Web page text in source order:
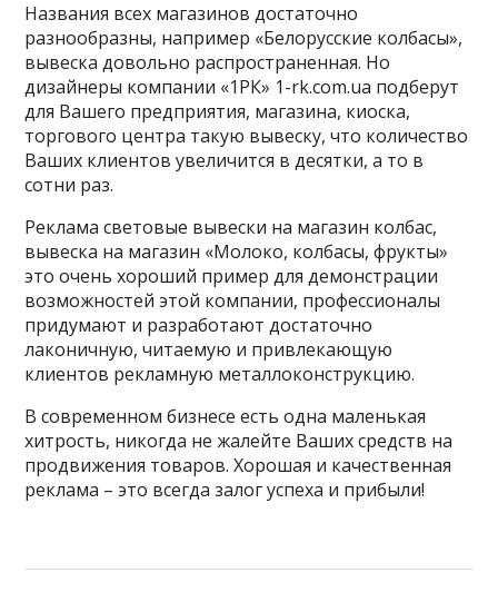
Названия всех магазинов достаточно
разнообразны, например «Белорусские колбасы»,
вывеска довольно распространенная. Но
дизайнеры компании «1РК» 1-rk.com.ua подберут
для Вашего предприятия, магазина, киоска,
торгового центра такую вывеску, что количество
Ваших клиентов увеличится в десятки, а то в
сотни раз.
Реклама световые вывески на магазин колбас,
вывеска на магазин «Молоко, колбасы, фрукты»
это очень хороший пример для демонстрации
возможностей этой компании, профессионалы
придумают и разработают достаточно
лаконичную, читаемую и привлекающую
клиентов рекламную металлоконструкцию.
В современном бизнесе есть одна маленькая
хитрость, никогда не жалейте Ваших средств на
продвижения товаров. Хорошая и качественная
реклама – это всегда залог успеха и прибыли!